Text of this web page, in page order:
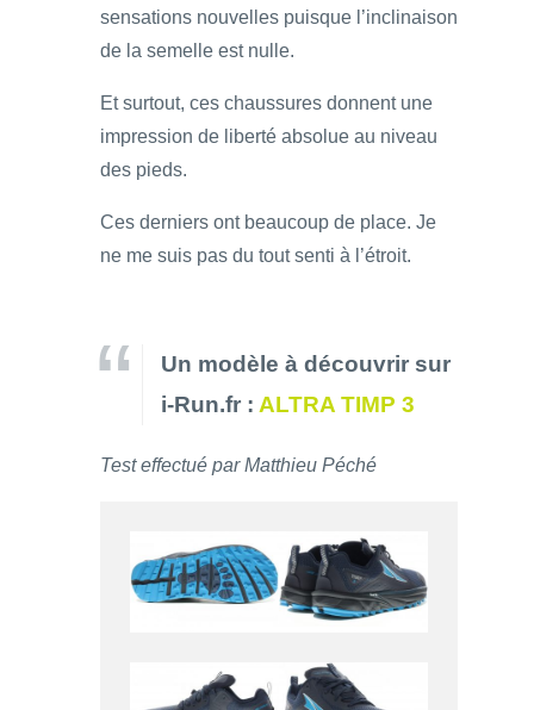
sensations nouvelles puisque l’inclinaison
de la semelle est nulle.
Et surtout, ces chaussures donnent une
impression de liberté absolue au niveau
des pieds.
Ces derniers ont beaucoup de place. Je
ne me suis pas du tout senti à l’étroit.
Un modèle à découvrir sur
i-Run.fr : ALTRA TIMP 3
Test effectué par Matthieu Péché